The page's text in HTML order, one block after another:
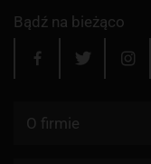
Bądź na bieżąco
O firmie